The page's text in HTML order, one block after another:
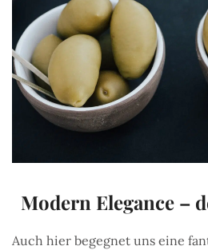
Modern Elegance –
Auch hier begegnet uns eine